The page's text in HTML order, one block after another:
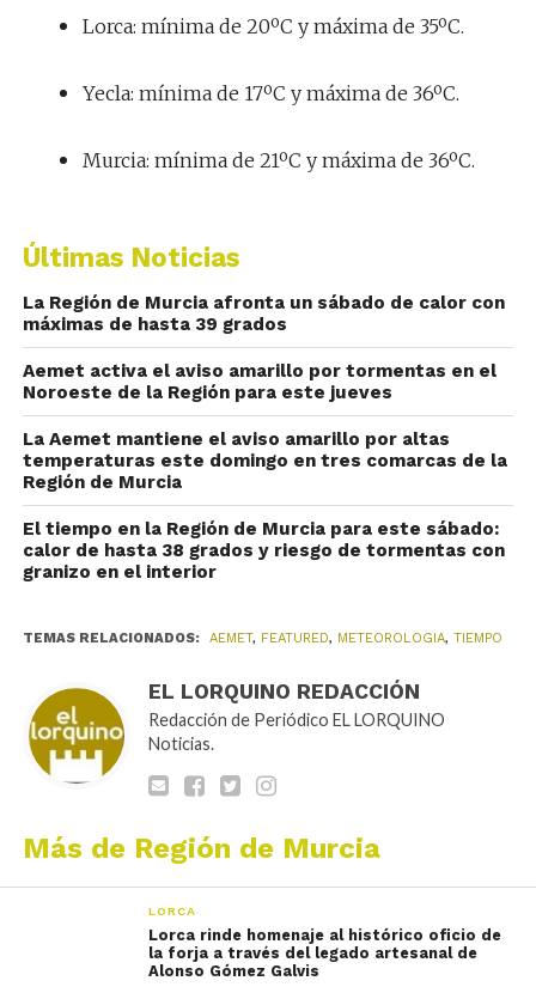
Lorca: mínima de 20ºC y máxima de 35ºC.
Yecla: mínima de 17ºC y máxima de 36ºC.
Murcia: mínima de 21ºC y máxima de 36ºC.
Últimas Noticias
La Región de Murcia afronta un sábado de calor con
máximas de hasta 39 grados
Aemet activa el aviso amarillo por tormentas en el
Noroeste de la Región para este jueves
La Aemet mantiene el aviso amarillo por altas
temperaturas este domingo en tres comarcas de la
Región de Murcia
El tiempo en la Región de Murcia para este sábado:
calor de hasta 38 grados y riesgo de tormentas con
granizo en el interior
TEMAS RELACIONADOS: AEMET, FEATURED, METEOROLOGIA, TIEMPO
EL LORQUINO REDACCIÓN
Redacción de Periódico EL LORQUINO
Noticias.
Más de Región de Murcia
LORCA
Lorca rinde homenaje al histórico oficio de
la forja a través del legado artesanal de
Alonso Gómez Galvis